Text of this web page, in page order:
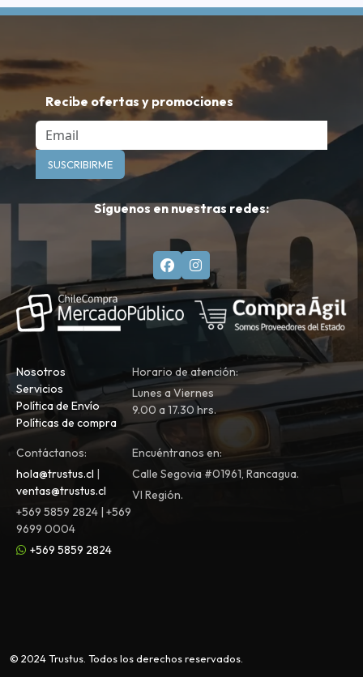
Recibe ofertas y promociones
Email
SUSCRIBIRME
Síguenos en nuestras redes:
Nosotros
Servicios
Política de Envío
Políticas de compra
Horario de atención:
Lunes a Viernes
9.00 a 17.30 hrs.
Contáctanos:
hola@trustus.cl |
ventas@trustus.cl
+569 5859 2824 | +569
9699 0004
+569 5859 2824
Encuéntranos en:
Calle Segovia #01961, Rancagua.
VI Región.
© 2024 Trustus. Todos los derechos reservados.